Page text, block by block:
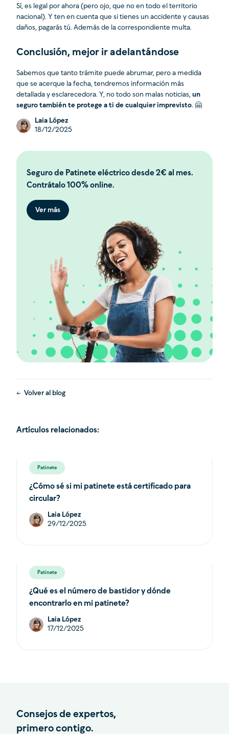
Volver al blog
Sí, es legal por ahora (pero ojo, que no en todo el territorio
nacional). Y ten en cuenta que si tienes un accidente y causas
daños, pagarás tú. Además de la correspondiente multa.
Conclusión, mejor ir adelantándose
Sabemos que tanto trámite puede abrumar, pero a medida
que se acerque la fecha, tendremos información más
detallada y esclarecedora. Y, no todo son malas noticias, un
seguro también te protege a ti de cualquier imprevisto. 🤗
Laia López
18/12/2025
Seguro de Patinete eléctrico desde 2€ al mes.
Contrátalo 100% online.
Ver más
Artículos relacionados:
Patinete
¿Cómo sé si mi patinete está certificado para
circular?
Laia López
29/12/2025
Patinete
¿Qué es el número de bastidor y dónde
encontrarlo en mi patinete?
Laia López
17/12/2025
Consejos de expertos,
primero contigo.